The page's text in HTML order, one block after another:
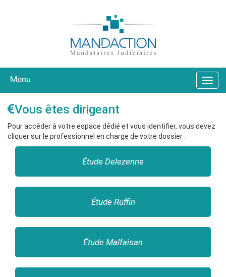
Menu
Vous êtes dirigeant
Pour accéder à votre espace dédié et vous identifier, vous devez
cliquer sur le professionnel en charge de votre dossier :
Étude Delezenne
Étude Ruffin
Étude Malfaisan